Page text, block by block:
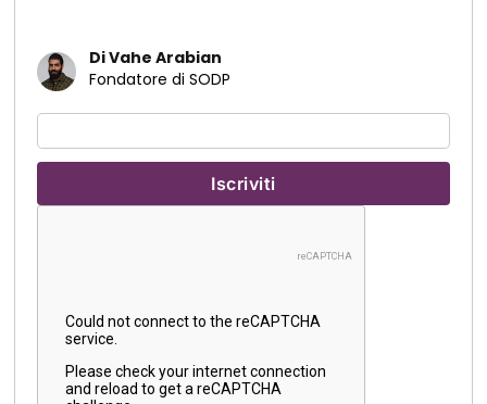
Di Vahe Arabian
Fondatore di SODP